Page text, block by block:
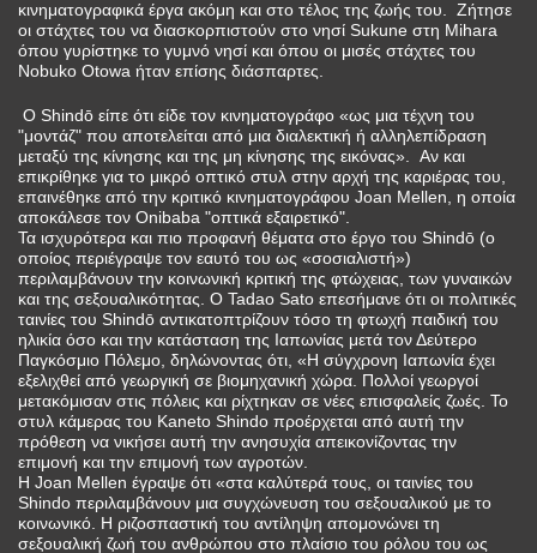
κινηματογραφικά έργα ακόμη και στο τέλος της ζωής του. Ζήτησε
οι στάχτες του να διασκορπιστούν στο νησί Sukune στη Mihara
όπου γυρίστηκε το γυμνό νησί και όπου οι μισές στάχτες του
Nobuko Otowa ήταν επίσης διάσπαρτες.
Ο Shindō είπε ότι είδε τον κινηματογράφο «ως μια τέχνη του
"μοντάζ" που αποτελείται από μια διαλεκτική ή αλληλεπίδραση
μεταξύ της κίνησης και της μη κίνησης της εικόνας». Αν και
επικρίθηκε για το μικρό οπτικό στυλ στην αρχή της καριέρας του,
επαινέθηκε από την κριτικό κινηματογράφου Joan Mellen, η οποία
αποκάλεσε τον Onibaba "οπτικά εξαιρετικό".
Τα ισχυρότερα και πιο προφανή θέματα στο έργο του Shindō (ο
οποίος περιέγραψε τον εαυτό του ως «σοσιαλιστή»)
περιλαμβάνουν την κοινωνική κριτική της φτώχειας, των γυναικών
και της σεξουαλικότητας. Ο Tadao Sato επεσήμανε ότι οι πολιτικές
ταινίες του Shindō αντικατοπτρίζουν τόσο τη φτωχή παιδική του
ηλικία όσο και την κατάσταση της Ιαπωνίας μετά τον Δεύτερο
Παγκόσμιο Πόλεμο, δηλώνοντας ότι, «Η σύγχρονη Ιαπωνία έχει
εξελιχθεί από γεωργική σε βιομηχανική χώρα. Πολλοί γεωργοί
μετακόμισαν στις πόλεις και ρίχτηκαν σε νέες επισφαλείς ζωές. Το
στυλ κάμερας του Kaneto Shindo προέρχεται από αυτή την
πρόθεση να νικήσει αυτή την ανησυχία απεικονίζοντας την
επιμονή και την επιμονή των αγροτών.
Η Joan Mellen έγραψε ότι «στα καλύτερά τους, οι ταινίες του
Shindo περιλαμβάνουν μια συγχώνευση του σεξουαλικού με το
κοινωνικό. Η ριζοσπαστική του αντίληψη απομονώνει τη
σεξουαλική ζωή του ανθρώπου στο πλαίσιο του ρόλου του ως